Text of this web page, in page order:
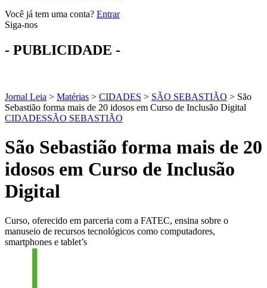
Você já tem uma conta? Entrar
Siga-nos
- PUBLICIDADE -
Jornal Leia > Matérias > CIDADES > SÃO SEBASTIÃO > São
Sebastião forma mais de 20 idosos em Curso de Inclusão Digital
CIDADESSÃO SEBASTIÃO
São Sebastião forma mais de 20
idosos em Curso de Inclusão
Digital
Curso, oferecido em parceria com a FATEC, ensina sobre o
manuseio de recursos tecnológicos como computadores,
smartphones e tablet’s